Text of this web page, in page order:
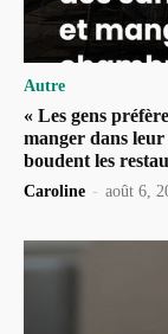
Autre
« Les gens
manger dans
boudent les
Caroline - août 6,